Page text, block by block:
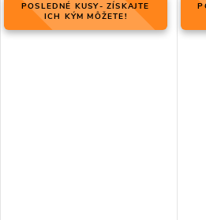
POSLEDNÉ KUSY- ZÍSKAJTE
ICH KÝM MÔŽETE!